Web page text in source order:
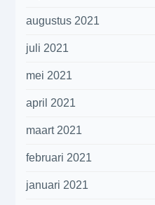
augustus 2021
juli 2021
mei 2021
april 2021
maart 2021
februari 2021
januari 2021